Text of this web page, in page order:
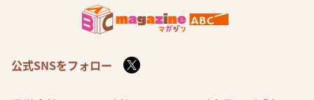
公式SNSをフォロー